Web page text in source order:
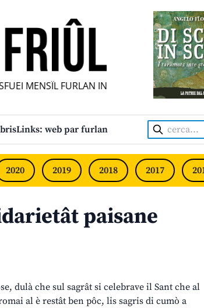
MENSÎL FURLAN INDIPENDENT •
Links: web par furlan Cerca:
2020 2019 2018 2017
paisane
dulà che sul sagrât si celebrave il Sant che al
al è restât ben pôc, lis sagris di cumò a